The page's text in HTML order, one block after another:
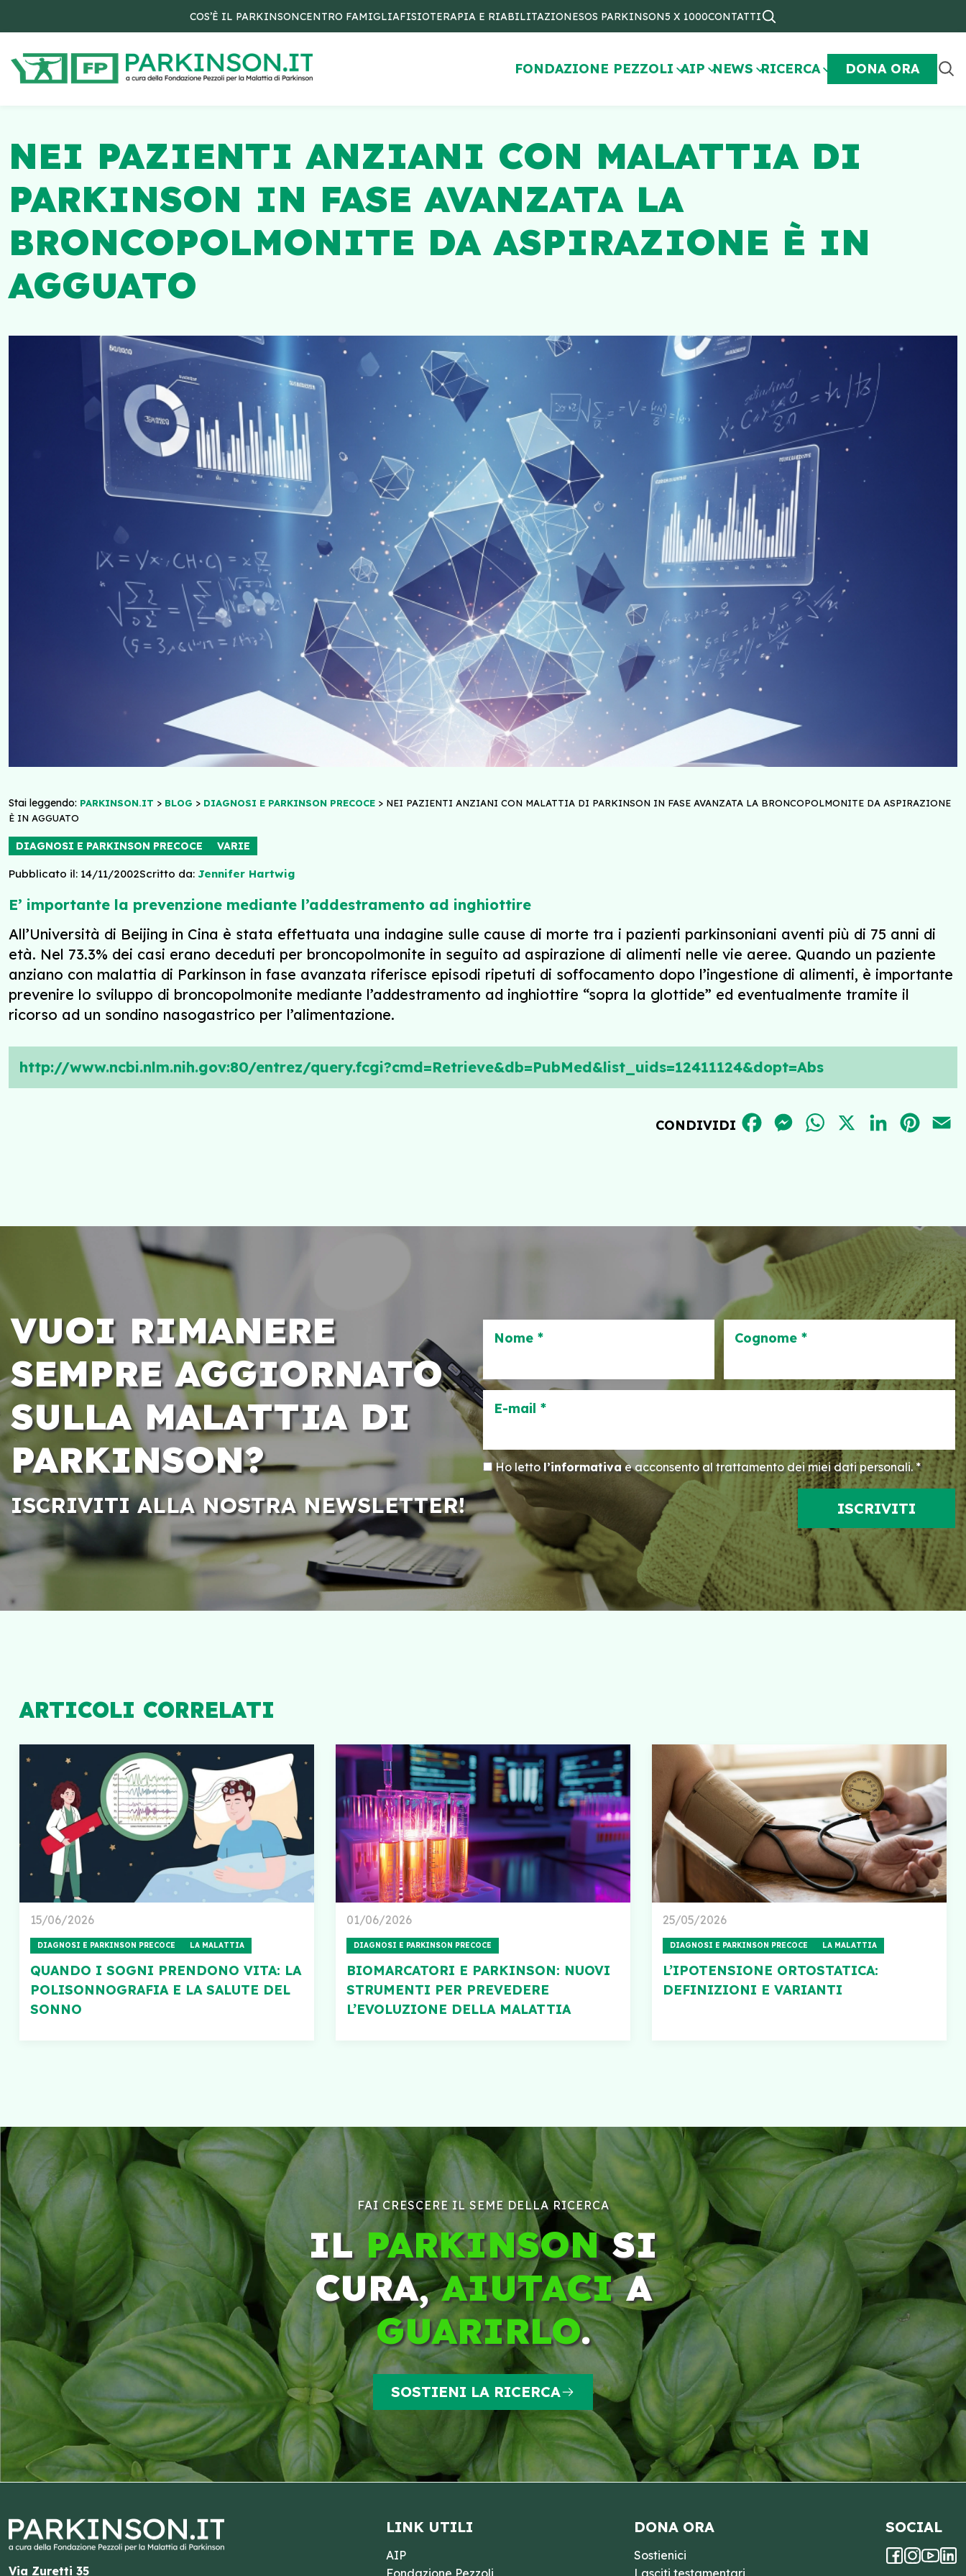
COS’È IL PARKINSONCENTRO FAMIGLIAFISIOTERAPIA E RIABILITAZIONESOS PARKINSON5 X 1000CONTATTI
FONDAZIONE PEZZOLI AIP NEWS RICERCA DONA ORA
NEI PAZIENTI ANZIANI CON MALATTIA DI
PARKINSON IN FASE AVANZATA LA
BRONCOPOLMONITE DA ASPIRAZIONE È IN
AGGUATO
Stai leggendo: PARKINSON.IT > BLOG > DIAGNOSI E PARKINSON PRECOCE > NEI PAZIENTI ANZIANI CON MALATTIA DI PARKINSON IN FASE AVANZATA LA BRONCOPOLMONITE DA ASPIRAZIONE
È IN AGGUATO
DIAGNOSI E PARKINSON PRECOCE VARIE
Pubblicato il: 14/11/2002Scritto da: Jennifer Hartwig
E’ importante la prevenzione mediante l’addestramento ad inghiottire
All’Università di Beijing in Cina è stata effettuata una indagine sulle cause di morte tra i pazienti parkinsoniani aventi più di 75 anni di
età. Nel 73.3% dei casi erano deceduti per broncopolmonite in seguito ad aspirazione di alimenti nelle vie aeree. Quando un paziente
anziano con malattia di Parkinson in fase avanzata riferisce episodi ripetuti di soffocamento dopo l’ingestione di alimenti, è importante
prevenire lo sviluppo di broncopolmonite mediante l’addestramento ad inghiottire “sopra la glottide” ed eventualmente tramite il
ricorso ad un sondino nasogastrico per l’alimentazione.
http://www.ncbi.nlm.nih.gov:80/entrez/query.fcgi?cmd=Retrieve&db=PubMed&list_uids=12411124&dopt=Abs
CONDIVIDI FACEBOOKMESSENGER
WHATSAPPLINKEDIN
VUOI RIMANERE
SEMPRE AGGIORNATO
SULLA MALATTIA DI
PARKINSON?
ISCRIVITI ALLA NOSTRA NEWSLETTER!
Nome * Cognome *
E-mail *
Ho letto l’informativae acconsento al trattamento dei miei dati personali. *
ARTICOLI CORRELATI
15/06/2026
DIAGNOSI E PARKINSON PRECOCE LA MALATTIA
QUANDO I SOGNI PRENDONO VITA: LA
POLISONNOGRAFIA E LA SALUTE DEL
SONNO
01/06/2026
DIAGNOSI E PARKINSON PRECOCE
BIOMARCATORI E PARKINSON: NUOVI
STRUMENTI PER PREVEDERE
L’EVOLUZIONE DELLA MALATTIA
25/05/2026
DIAGNOSI E PARKINSON PRECOCE LA MALATTIA
L’IPOTENSIONE ORTOSTATICA:
DEFINIZIONI E VARIANTI
FAI CRESCERE IL SEME DELLA RICERCA
ILPARKINSONSI
CURA,AIUTACIA
GUARIRLO.
SOSTIENI LA RICERCA
Via Zuretti 35
LINK UTILI
AIP
Fondazione Pezzoli
DONA ORA
Sostienici
Lasciti testamentari
SOCIAL